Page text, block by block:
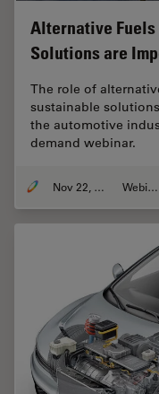
Alternative
Solutions are
The role of
sustainable
the automotive
demand webinar.
Nov 22, 2022 Webinar: